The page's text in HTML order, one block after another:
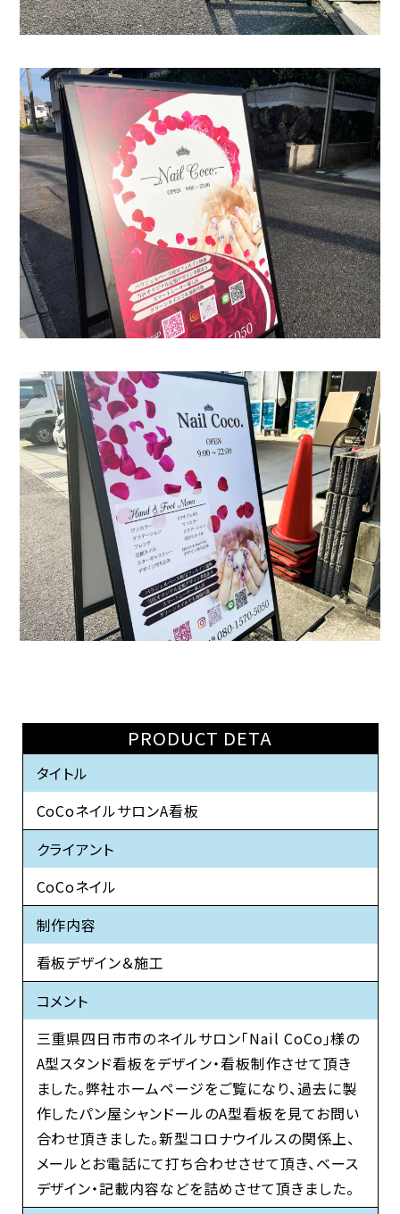
PRODUCT DETA
タイトル
CoCoネイルサロンA看板
クライアント
CoCoネイル
制作内容
看板デザイン＆施工
コメント
三重県四日市市のネイルサロン「Nail CoCo」様の
A型スタンド看板をデザイン・看板制作させて頂き
ました。弊社ホームページをご覧になり、過去に製
作したパン屋シャンドールのA型看板を見てお問い
合わせ頂きました。新型コロナウイルスの関係上、
メールとお電話にて打ち合わせさせて頂き、ベース
デザイン・記載内容などを詰めさせて頂きました。